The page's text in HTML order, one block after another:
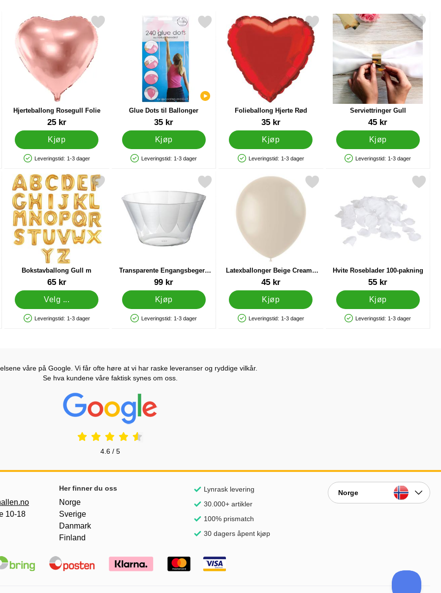
Konfetti som favoritt
Hjerteballong Rosegull Folie
Varenummer 21589
25 kr
Kjøp
Produkttilgjengelighet: På lager
Leveringstid: 1-3 dager
Merk hjerteballong Rosegull Folie som favoritt
Glue Dots til Ballonger
Varenummer 22428
35 kr
Kjøp
Produkttilgjengelighet: På lager
Leveringstid: 1-3 dager
Merk glue Dots til Ballonger som favoritt
Folieballong Hjerte Rød
Varenummer 5752
35 kr
Kjøp
Produkttilgjengelighet: På lager
Leveringstid: 1-3 dager
Merk folieballong Hjerte Rød som favoritt
Serviettringer Gull
Varenummer 28823
45 kr
Kjøp
Produkttilgjengelighet: På lager
Leveringstid: 1-3 dager
Merk serviettringer Gull
Sølv R som favoritt
Bokstavballong Gull m
Varenummer 10078
65 kr
Velg ...
Produkttilgjengelighet: På lager
Leveringstid: 1-3 dager
Merk bokstavballong Gull m som favoritt
Transparente Engangsbegere
Dessert
Varenummer 32118
99 kr
Kjøp
Produkttilgjengelighet: På lager
Leveringstid: 1-3 dager
Merk transparente Engangsbegere Dessert som favoritt
Latexballonger Beige Creamy
Latte
Varenummer 41977
45 kr
Kjøp
Produkttilgjengelighet: På lager
Leveringstid: 1-3 dager
Merk latexballonger Beige Creamy Latte som favoritt
Hvite Roseblader 100-pakning
Varenummer 86151
55 kr
Kjøp
Produkttilgjengelighet: På lager
Leveringstid: 1-3 dager
Merk hvite Roseblader 100-
våre på Google. Vi får ofte høre at vi har raske leveranser og ryddige vilkår.
Se hva kundene våre faktisk synes om oss.
Prisjakt Vurdering: 4.6 Stjerne
4.6 / 5
10-18
Her finner du oss
Norge
Sverige
Danmark
Finland
Lynrask levering
30.000+ artikler
100% prismatch
30 dagers åpent kjøp
Norge